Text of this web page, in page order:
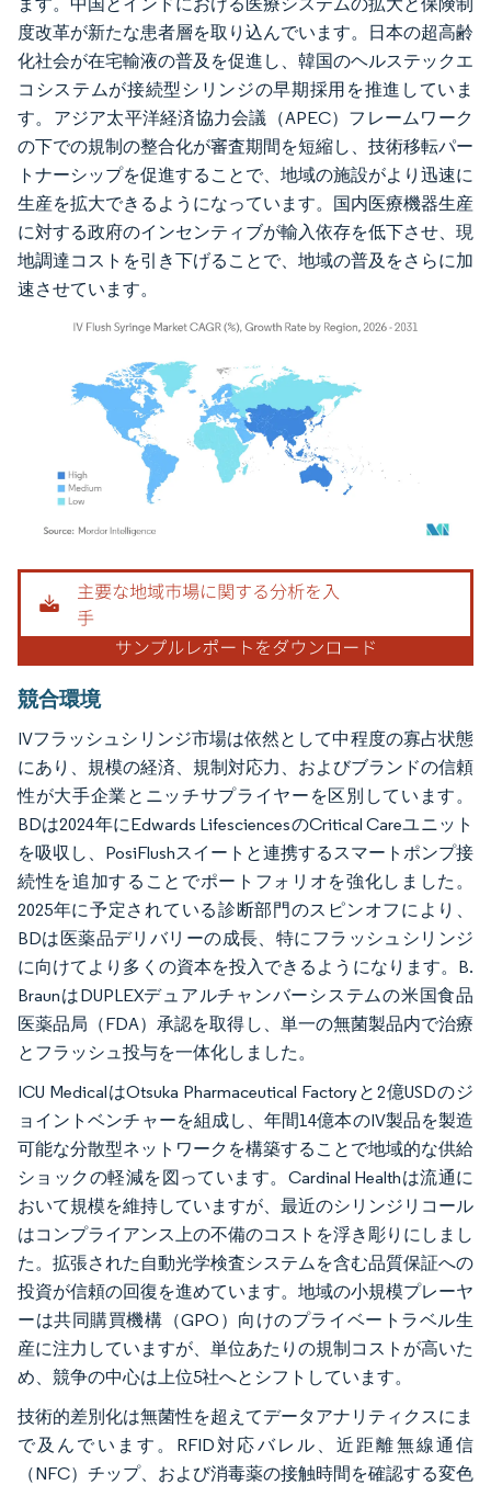
度改革が新たな患者層を取り込んでいます。日本の超高齢
化社会が在宅輸液の普及を促進し、韓国のヘルステックエ
コシステムが接続型シリンジの早期採用を推進していま
す。アジア太平洋経済協力会議（APEC）フレームワーク
の下での規制の整合化が審査期間を短縮し、技術移転パー
トナーシップを促進することで、地域の施設がより迅速に
生産を拡大できるようになっています。国内医療機器生産
に対する政府のインセンティブが輸入依存を低下させ、現
地調達コストを引き下げることで、地域の普及をさらに加
速させています。
画像 © Mordor Intelligence。再利用にはCC BY 4.0の表示が必要です。
競合環境
IVフラッシュシリンジ市場は依然として中程度の寡占状態
にあり、規模の経済、規制対応力、およびブランドの信頼
性が大手企業とニッチサプライヤーを区別しています。
BDは2024年にEdwards LifesciencesのCritical Careユニット
を吸収し、PosiFlushスイートと連携するスマートポンプ接
続性を追加することでポートフォリオを強化しました。
2025年に予定されている診断部門のスピンオフにより、
BDは医薬品デリバリーの成長、特にフラッシュシリンジ
に向けてより多くの資本を投入できるようになります。B.
BraunはDUPLEXデュアルチャンバーシステムの米国食品
医薬品局（FDA）承認を取得し、単一の無菌製品内で治療
とフラッシュ投与を一体化しました。
ICU MedicalはOtsuka Pharmaceutical Factoryと2億USDのジ
ョイントベンチャーを組成し、年間14億本のIV製品を製造
可能な分散型ネットワークを構築することで地域的な供給
ショックの軽減を図っています。Cardinal Healthは流通に
おいて規模を維持していますが、最近のシリンジリコール
はコンプライアンス上の不備のコストを浮き彫りにしまし
た。拡張された自動光学検査システムを含む品質保証への
投資が信頼の回復を進めています。地域の小規模プレーヤ
ーは共同購買機構（GPO）向けのプライベートラベル生
産に注力していますが、単位あたりの規制コストが高いた
め、競争の中心は上位5社へとシフトしています。
技術的差別化は無菌性を超えてデータアナリティクスにま
で及んでいます。RFID対応バレル、近距離無線通信
（NFC）チップ、および消毒薬の接触時間を確認する変色